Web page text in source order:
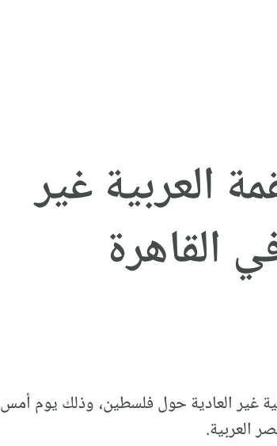
العربية غير
القاهرة
غير العادية حول فلسطين، وذلك يوم أمس